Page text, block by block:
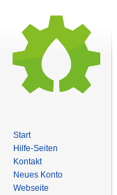
Start
Hilfe-Seiten
Kontakt
Neues Konto
Webseite